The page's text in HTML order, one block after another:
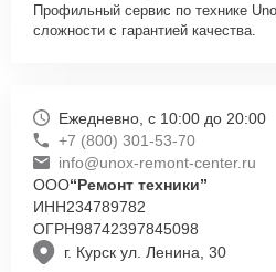
Профильный сервис по технике
сложности с гарантией качества.
г. Курск ул. Ленина, 30
Ежедневно, с 10:00 до 20:00
+7 (800) 301-53-70
info@unox-remont-center.ru
ООО“Ремонт техники”
ИНН234789782
ОГРН98742397845098